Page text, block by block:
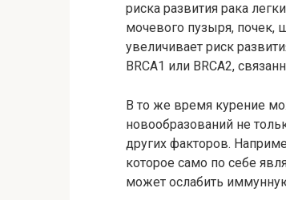
риска развития рака
мочевого пузыря, почек,
увеличивает риск
BRCA1 или BRCA2,
В то же время курение
новообразований не
других факторов.
которое само по себе
может ослабить